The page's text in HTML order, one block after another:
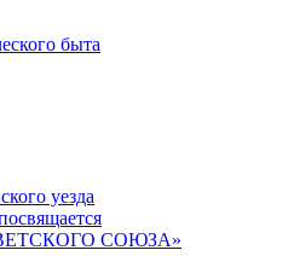
быта
уезда
СОЮЗА»